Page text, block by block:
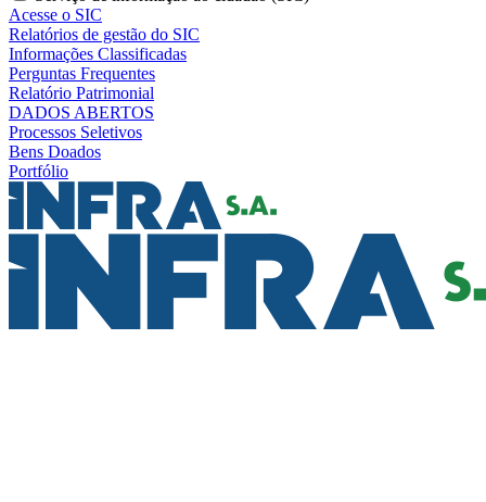
Acesse o SIC
Relatórios de gestão do SIC
Informações Classificadas
Perguntas Frequentes
Relatório Patrimonial
DADOS ABERTOS
Processos Seletivos
Bens Doados
Portfólio